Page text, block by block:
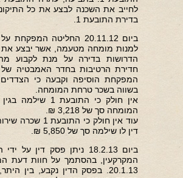
לחייב את השכנה לבצע את כל
בדירת התובעת 1.
ביום 20.11.12 החליטה
למנות מומחה מטעמה, אשר יבצע את
הדרושות בדירה על מנת לקבוע
המפקחת הוסיפה וקבעה כי הצדדים
בשווה בשכר טרחת המומחה.
אין חולק כי התובעת
המומחה סך של 3,218 ₪.
עוד אין חולק כי
דין לו שילמה סך של 5,850 ₪.
ביום 18.2.13 ניתן פסק דין
המקרקעין, בהסתמך על חוות דעת
20.1.13. בפסק הדין נקבע, בין